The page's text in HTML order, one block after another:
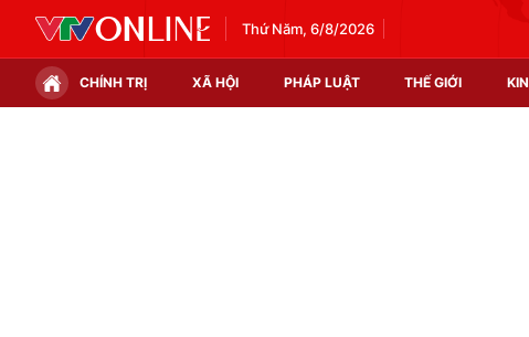
Thứ Năm, 6/8/2026
CHÍNH TRỊ XÃ HỘI PHÁP LUẬT THẾ GIỚI